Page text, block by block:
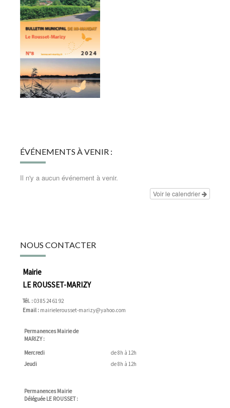
ÉVÉNEMENTS À VENIR :
Il n'y a aucun événement à venir.
Voir le calendrier
NOUS CONTACTER
Mairie
LE ROUSSET-MARIZY
Tél. :03 85 24 61 92
Email : mairielerousset-marizy@yahoo.com
Permanences Mairie de
MARIZY :
Mercredi
de 8h à 12h
Jeudi
de 8h à 12h
Permanences Mairie
Déléguée LE ROUSSET :